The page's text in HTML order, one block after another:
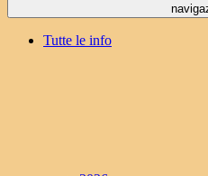
Tutte le info